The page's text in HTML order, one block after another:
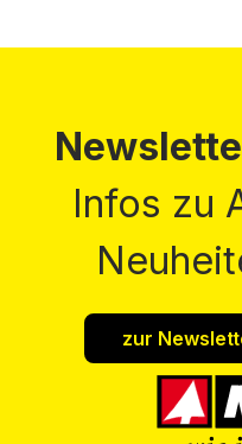
Infos zu
zur